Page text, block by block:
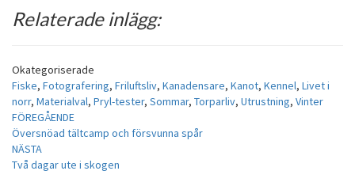
Relaterade inlägg:
Okategoriserade
Fiske, Fotografering, Friluftsliv, Kanadensare, Kanot, Kennel, Livet i
norr, Materialval, Pryl-tester, Sommar, Torparliv, Utrustning, Vinter
Inläggsnavigering
FÖREGÅENDE
Översnöad tältcamp och försvunna spår
NÄSTA
Två dagar ute i skogen